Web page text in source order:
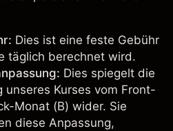
Dies ist eine feste Gebühr
täglich berechnet wird.
Dies spiegelt die
unseres Kurses vom Front-
Monat (B) wider. Sie
diese Anpassung,